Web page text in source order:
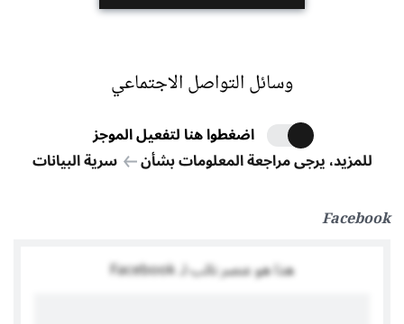
وسائل التواصل الاجتماعي
اضغطوا هنا لتفعيل الموجز
للمزيد، يرجى مراجعة المعلومات بشأن
سرية البيانات
Facebook
هذا هو عنصر نائب لـ Facebook